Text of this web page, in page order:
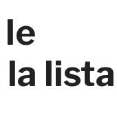
la lista